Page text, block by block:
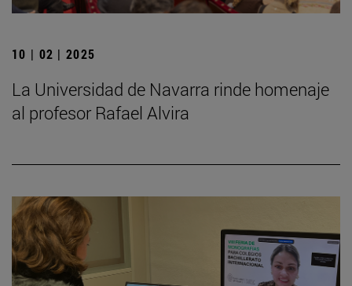
10 | 02 | 2025
La Universidad de Navarra rinde homenaje
al profesor Rafael Alvira